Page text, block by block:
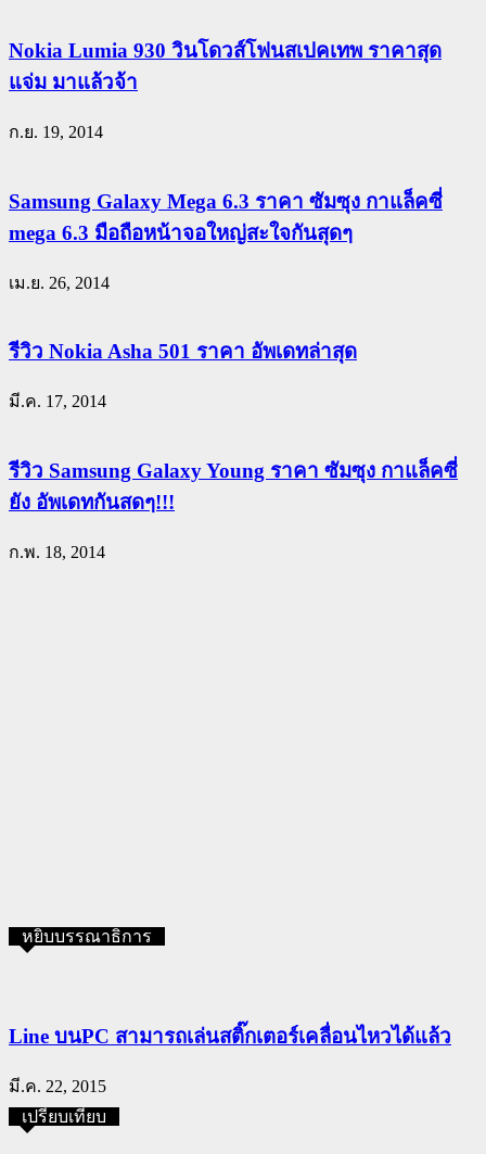
Nokia Lumia 930 วินโดวส์โฟนสเปคเทพ ราคาสุด
แจ่ม มาแล้วจ้า
ก.ย. 19, 2014
Samsung Galaxy Mega 6.3 ราคา ซัมซุง กาแล็คซี่
mega 6.3 มือถือหน้าจอใหญ่สะใจกันสุดๆ
เม.ย. 26, 2014
รีวิว Nokia Asha 501 ราคา อัพเดทล่าสุด
มี.ค. 17, 2014
รีวิว Samsung Galaxy Young ราคา ซัมซุง กาแล็คซี่
ยัง อัพเดทกันสดๆ!!!
ก.พ. 18, 2014
หยิบบรรณาธิการ
Line บนPC สามารถเล่นสติ๊กเตอร์เคลื่อนไหวได้แล้ว
มี.ค. 22, 2015
เปรียบเทียบ